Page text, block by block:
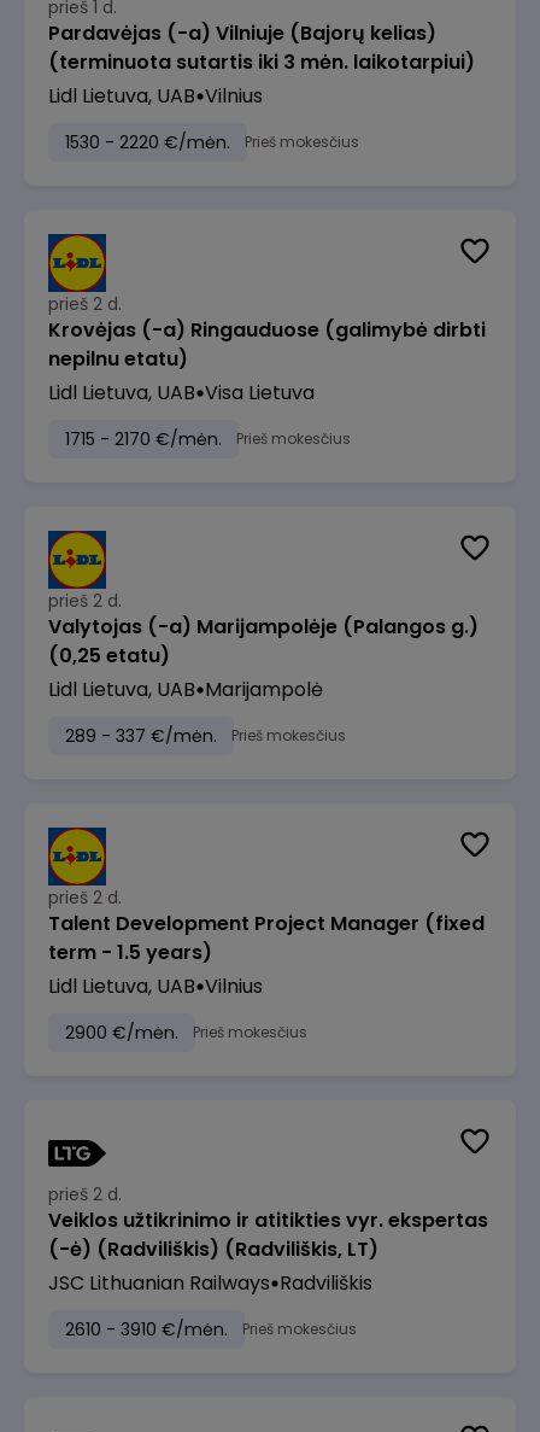
prieš 1 d.
Pardavėjas (-a) Vilniuje (Bajorų kelias)
(terminuota sutartis iki 3 mėn. laikotarpiui)
Lidl Lietuva, UAB Vilnius
1530 - 2220 €/mėn. Prieš mokesčius
prieš 2 d.
Krovėjas (-a) Ringauduose (galimybė dirbti
nepilnu etatu)
Lidl Lietuva, UAB Visa Lietuva
1715 - 2170 €/mėn. Prieš mokesčius
prieš 2 d.
Valytojas (-a) Marijampolėje (Palangos g.)
(0,25 etatu)
Lidl Lietuva, UAB Marijampolė
289 - 337 €/mėn. Prieš mokesčius
prieš 2 d.
Talent Development Project Manager (fixed
term - 1.5 years)
Lidl Lietuva, UAB Vilnius
2900 €/mėn. Prieš mokesčius
prieš 2 d.
Veiklos užtikrinimo ir atitikties vyr. ekspertas
(-ė) (Radviliškis) (Radviliškis, LT)
JSC Lithuanian Railways Radviliškis
2610 - 3910 €/mėn. Prieš mokesčius